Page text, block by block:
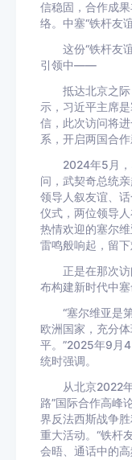
信稳固，合作成
络。中塞“铁杆友
这份“铁杆友谊
引领中——
抵达北京之际
示，习近平主席
信，此次访问将
系，开启两国合
2024年5月，
问，武契奇总统
领导人叙友谊、
仪式，两位领导
热情欢迎的塞尔
雷鸣般响起，留下
正是在那次访
布构建新时代中塞
“塞尔维亚是第
欧洲国家，充分
平。”2025年9月
统时强调。
从北京2022年
路”国际合作高峰
界反法西斯战争
重大活动。“铁杆
会晤、通话中的高